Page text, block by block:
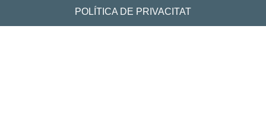
POLÍTICA DE PRIVACITAT